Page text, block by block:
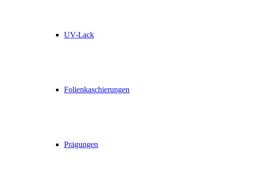
UV-Lack
Folienkaschierungen
Prägungen